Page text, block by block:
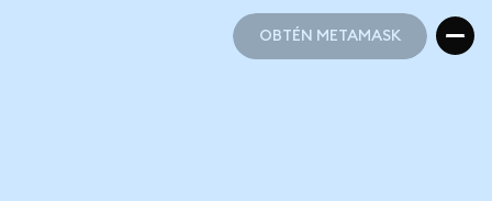
OBTÉN METAMASK